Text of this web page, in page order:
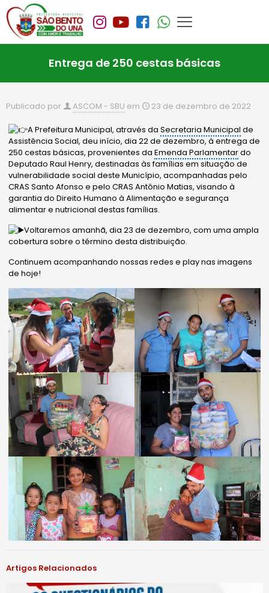
Entrega de 250 cestas básicas
Publicado por ASCOM - SBU em 23 de dezembro de 2022
A Prefeitura Municipal, através daSecretaria Municipal de
Assistência Social, deu início, dia 22 de dezembro, à entrega de
250 cestas básicas, provenientes daEmenda Parlamentardo
Deputado Raul Henry, destinadas às famílias em situação de
vulnerabilidade social deste Município, acompanhadas pelo
CRAS Santo Afonso e pelo CRAS Antônio Matias, visando à
garantia do Direito Humano à Alimentação e segurança
alimentar e nutricional destas famílias.
Voltaremos amanhã, dia23 de dezembro, com uma ampla
cobertura sobre o término desta distribuição.
Continuem acompanhando nossas redes e play nas imagens
de hoje!
Artigos Relacionados